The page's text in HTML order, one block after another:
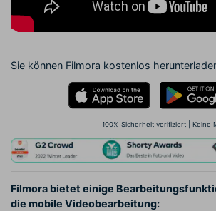
Sie können Filmora kostenlos
100% Sicherheit verifiziert | Keine
Filmora bietet einige
die mobile Videobearbeitung: